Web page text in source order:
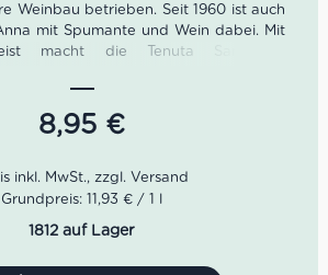
Weinbau betrieben. Seit 1960 ist auch
mit Spumante und Wein dabei. Mit
macht die Tenuta Sant’Anna
kühl, weich, fruchtig, seidige Perlage
8,95 €
Grundpreis: 11,93 € / 1 l
1812 auf Lager